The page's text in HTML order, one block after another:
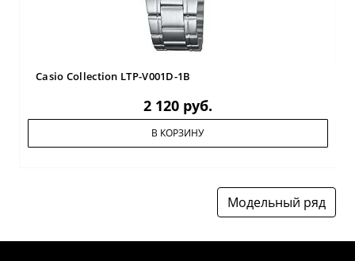
Casio Collection LTP-V001D-1B
2 120 руб.
В КОРЗИНУ
Модельный ряд